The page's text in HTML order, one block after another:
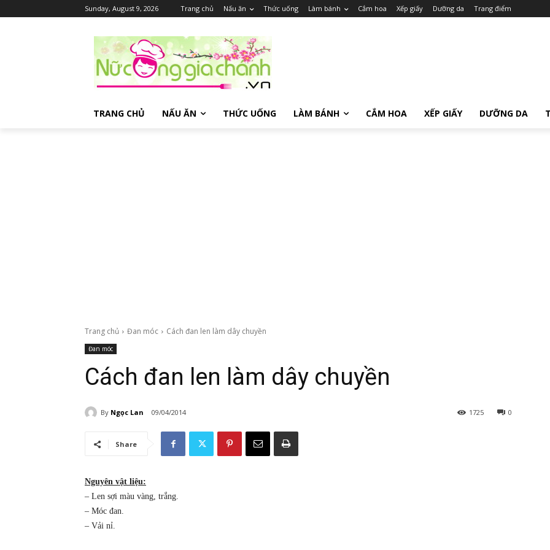
Sunday, August 9, 2026 Trang chủ Nấu ăn Thức uống Làm bánh Cắm hoa Xếp giấy Dưỡng da Trang điểm
TRANG CHỦ NẤU ĂN THỨC UỐNG LÀM BÁNH CẮM HOA XẾP GIẤY DƯỠNG DA
Trang chủ Đan móc Cách đan len làm dây chuyền
Đan móc
Cách đan len làm dây chuyền
By Ngọc Lan 09/04/2014 0
1725
Share
Nguyên vật liệu:
– Len sợi màu vàng, trắng.
– Móc đan.
– Vải nỉ.